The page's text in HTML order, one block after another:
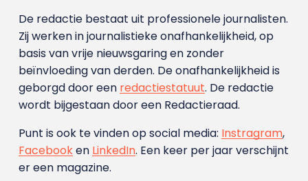
De redactie bestaat uit professionele journalisten.
Zij werken in journalistieke onafhankelijkheid, op
basis van vrije nieuwsgaring en zonder
beïnvloeding van derden. De onafhankelijkheid is
geborgd door een redactiestatuut. De redactie
wordt bijgestaan door een Redactieraad.
Punt is ook te vinden op social media: Instragram,
Facebooken LinkedIn. Een keer per jaar verschijnt
er een magazine.